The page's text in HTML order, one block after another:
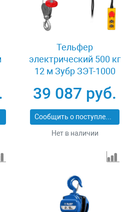
Тельфер
электрический 500 кг
12 м Зубр ЗЭТ-1000
39 087 руб.
Сообщить о поступлении
Нет в наличии